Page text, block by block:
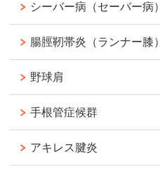
シーバー病（セーバー病）
腸脛靭帯炎（ランナー膝）
野球肩
手根管症候群
アキレス腱炎